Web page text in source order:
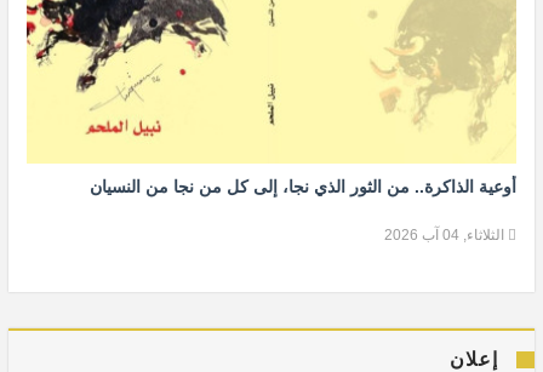
أوعية الذاكرة.. من الثور الذي نجا، إلى كل من نجا من النسيان
الثلاثاء, 04 آب 2026
إعلان